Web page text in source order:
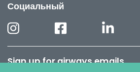
Социальный
Sign up for airways emails